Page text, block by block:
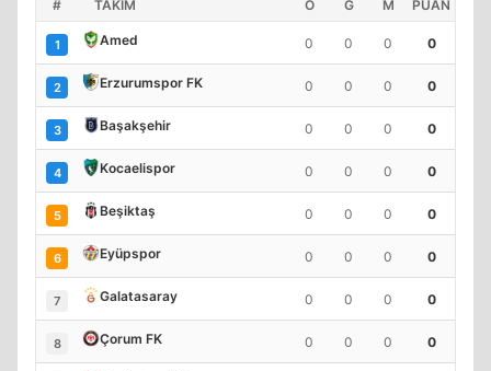
# TAKIM O G M PUAN
1 Amed 0 0 0 0
2 Erzurumspor FK 0 0 0 0
3 Başakşehir 0 0 0 0
4 Kocaelispor 0 0 0 0
5 Beşiktaş 0 0 0 0
6 Eyüpspor 0 0 0 0
7 Galatasaray 0 0 0 0
8 Çorum FK 0 0 0 0